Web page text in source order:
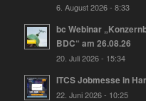
6. August 2026 - 8:33
bc Webinar
BDC“ am 26.08.26
20. Juli 2026 - 15:34
ITCS Jobmesse in
22. Juni 2026 - 10:25